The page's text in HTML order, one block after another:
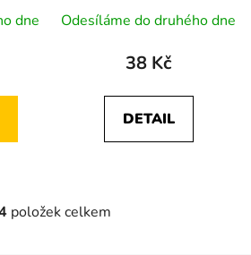
dne Odesíláme do druhého dne
38 Kč
DETAIL
O
položek celkem